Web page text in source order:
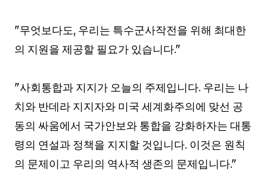
"무엇보다도, 우리는 특수군사작전을 위해 최대한
의 지원을 제공할 필요가 있습니다."
"사회통합과 지지가 오늘의 주제입니다. 우리는 나
치와 반데라 지지자와 미국 세계화주의에 맞선 공
동의 싸움에서 국가안보와 통합을 강화하자는 대통
령의 연설과 정책을 지지할 것입니다. 이것은 원칙
의 문제이고 우리의 역사적 생존의 문제입니다."